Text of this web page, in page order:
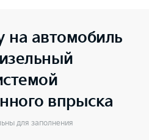
на автомобиль
впрыска
для заполнения